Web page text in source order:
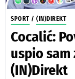
SPORT / (IN)DIREKT
Cocalić:
uspio
(IN)Direkt